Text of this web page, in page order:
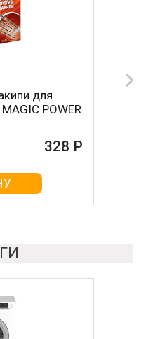
для
POWER
328 Р
для
BN-023
161 Р